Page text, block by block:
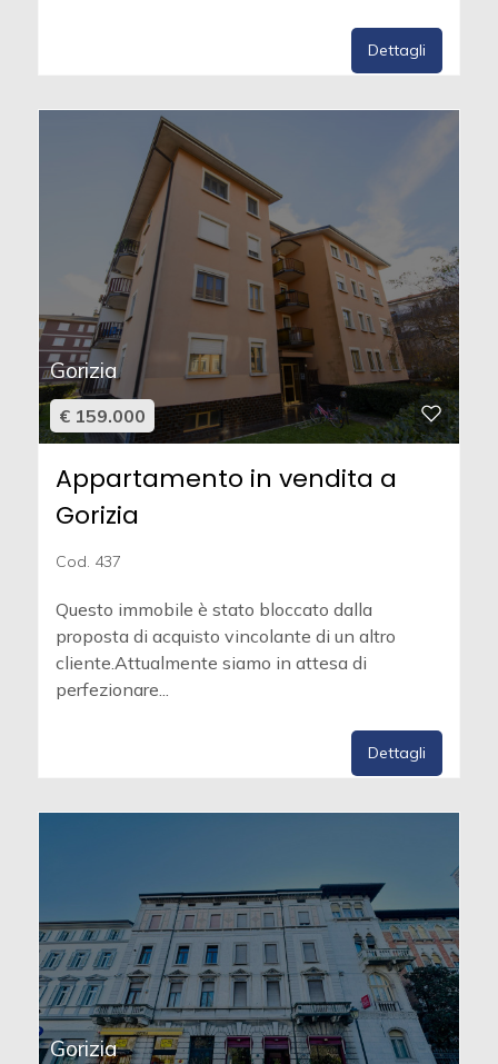
Dettagli
Gorizia
€ 159.000
Appartamento in vendita a
Gorizia
Cod. 437
Questo immobile è stato bloccato dalla
proposta di acquisto vincolante di un altro
cliente.Attualmente siamo in attesa di
perfezionare...
Dettagli
Gorizia